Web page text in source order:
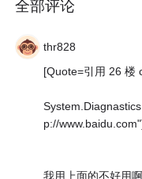
全部评论
thr828
[Quote=引用 26 楼
p://
我用上面的不好用啊